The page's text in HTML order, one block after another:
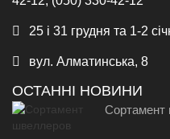
25 і 31 грудня та 1-2
вул. Алматинська, 8
ОСТАННІ НОВИНИ
Сортамент